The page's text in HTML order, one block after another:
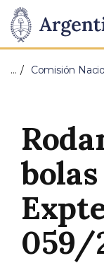
de
Nación
Pasar al
… Comisión
059/